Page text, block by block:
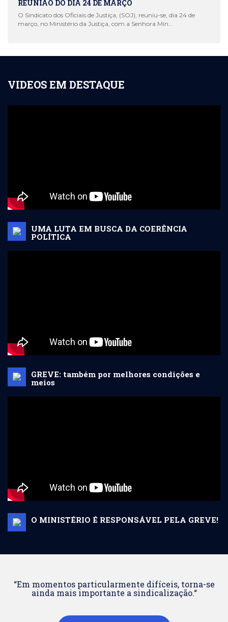
REUNIÃO DO DIA 24 DE MARÇO
O Sindicato dos Oficiais de Justiça, (SOJ), reuniu-se, dia 24 de
março, no Ministério da Justiça, com a Senhora Min...
VIDEOS EM DESTAQUE
UMA LUTA EM BUSCA DA COERÊNCIA
POLÍTICA
GREVE: também por melhores condições e
meios
O MINISTÉRIO É RESPONSÁVEL PELA GREVE!
“Em momentos particularmente difíceis, torna-se
ainda mais importante a sindicalização.“